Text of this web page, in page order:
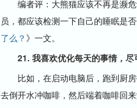
编者评：大熊猫应该不再是濒危
员，都应该检测一下自己的睡眠是
了么？ 》一文。
21. 我喜欢优化每天的事情，尽
比如，在启动电脑后，跑到厨
去倒开水冲咖啡，然后端着咖啡回